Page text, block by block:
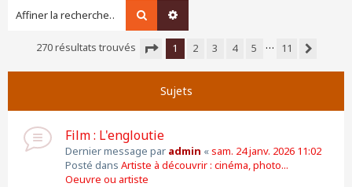
Rechercher
270 résultats trouvés
1 2 3 4 5 …
11
Sujets
Film : L'engloutie
Dernier message par admin «sam. 24 janv. 2026 11:02
Posté dans Artiste à découvrir : cinéma, photo...
Oeuvre ou artiste